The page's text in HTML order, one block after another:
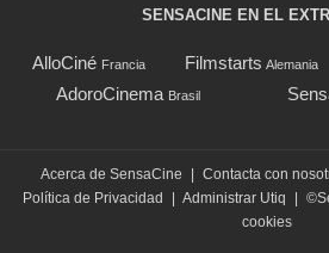
SENSACINE EN EL
AlloCiné Francia Filmstarts Alemania
AdoroCinema Brasil
Acerca de SensaCine | Contacta con
Política de Privacidad
| Administrar Utiq |
cookies